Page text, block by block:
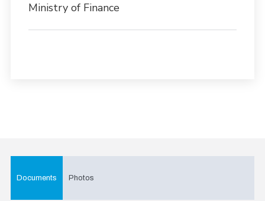
Ministry of Finance
Documents Photos